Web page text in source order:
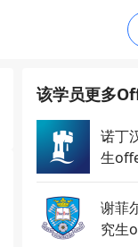
该学员更多
诺丁
生
谢菲
究生